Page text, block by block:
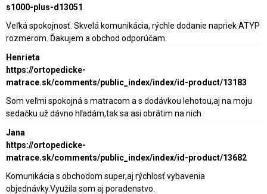
s1000-plus-d13051
Veľká spokojnosť. Skvelá komunikácia, rýchle dodanie napriek ATYP
rozmerom. Ďakujem a obchod odporúčam.
Henrieta
https://ortopedicke-
matrace.sk/comments/public_index/index/id-product/13183
Som veľmi spokojná s matracom a s dodávkou lehotou,aj na moju
sedačku už dávno hľadám,tak sa asi obrátim na nich
Jana
https://ortopedicke-
matrace.sk/comments/public_index/index/id-product/13682
Komunikácia s obchodom super,aj rýchlosť vybavenia
objednávky.Využila som aj poradenstvo.